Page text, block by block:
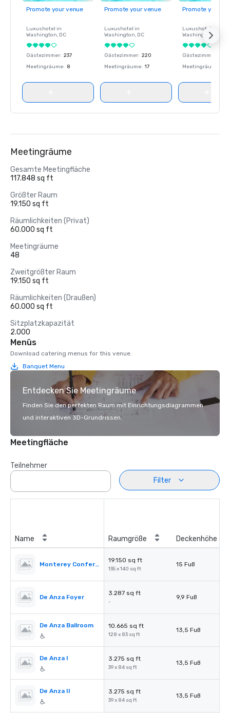
Promote your venue
Luxushotel in
Washington, DC
Gästezimmer: 237
Meetingräume: 8
Promote your venue
Luxushotel in
Washington, DC
Gästezimmer: 220
Meetingräume: 17
Promote your
Luxushotel in
Washington
Gästezimmer
Meetingräume
Meetingräume
Gesamte Meetingfläche
117.848 sq ft
Größter Raum
19.150 sq ft
Räumlichkeiten (Privat)
60.000 sq ft
Meetingräume
48
Zweitgrößter Raum
19.150 sq ft
Räumlichkeiten (Draußen)
60.000 sq ft
Sitzplatzkapazität
2.000
Menüs
Download catering menus for this venue.
Banquet Menu
Entdecken Sie Meetingräume
Finden Sie den perfekten Raum mit Einrichtungsdiagrammen
und interaktiven 3D-Grundrissen.
Meetingfläche
Teilnehmer
Filter
Name Raumgröße Deckenhöhe
Monterey Conference Connection
19.150 sq ft
135 x 140 sq ft
15 Fuß
De Anza Foyer
3.287 sq ft
-
9,9 Fuß
De Anza Ballroom 10.665 sq ft
128 x 83 sq ft
13,5 Fuß
De Anza I 3.275 sq ft
39 x 84 sq ft
13,5 Fuß
De Anza II 3.275 sq ft
39 x 84 sq ft
13,5 Fuß